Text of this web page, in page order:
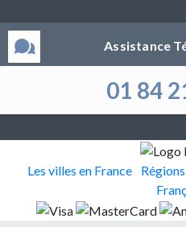
Assistance
01 84
Les villes en France